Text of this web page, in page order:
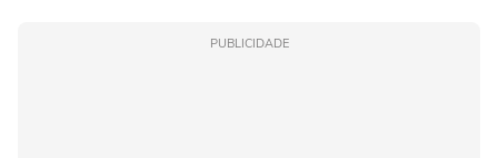
PUBLICIDADE